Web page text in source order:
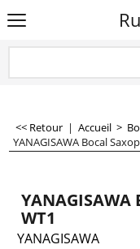
<< Retour | Accueil >
YANAGISAWA Bocal
WT1
YANAGISAWA